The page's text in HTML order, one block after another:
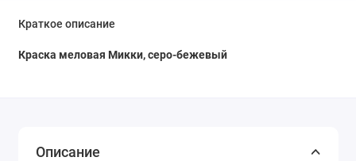
Краткое описание
Краска меловая Микки, серо-бежевый
Описание